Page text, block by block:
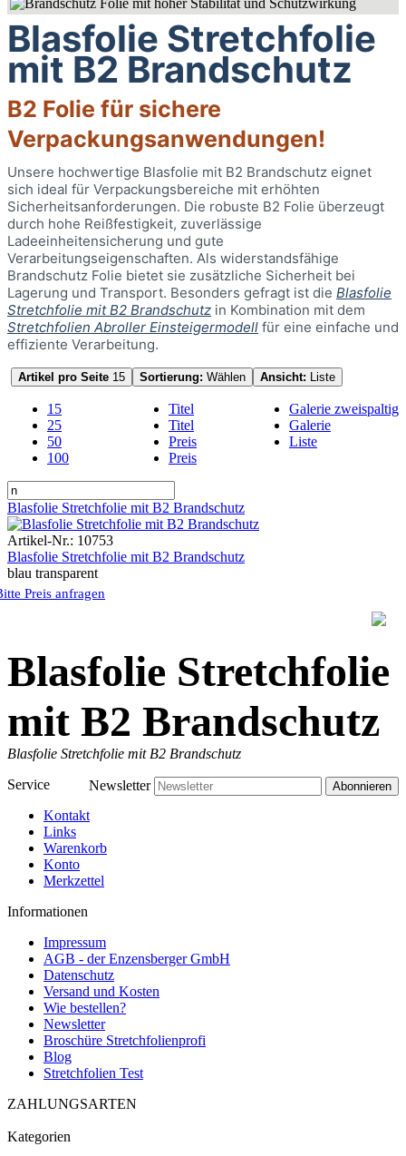
Blasfolie Stretchfolie
mit B2 Brandschutz
B2 Folie für sichere
Verpackungsanwendungen!
Unsere hochwertige Blasfolie mit B2 Brandschutz eignet
sich ideal für Verpackungsbereiche mit erhöhten
Sicherheitsanforderungen. Die robuste B2 Folie überzeugt
durch hohe Reißfestigkeit, zuverlässige
Ladeeinheitensicherung und gute
Verarbeitungseigenschaften. Als widerstandsfähige
Brandschutz Folie bietet sie zusätzliche Sicherheit bei
Lagerung und Transport. Besonders gefragt ist die Blasfolie
Stretchfolie mit B2 Brandschutz in Kombination mit dem
Stretchfolien Abroller Einsteigermodell für eine einfache und
effiziente Verarbeitung.
Ansicht: Liste
Galerie zweispaltig
Galerie
Liste
Sortierung: Wählen
Titel
Titel
Preis
Preis
Artikel pro Seite 15
15
25
50
100
Blasfolie Stretchfolie mit B2 Brandschutz
Artikel-Nr.: 10753
Blasfolie Stretchfolie mit B2 Brandschutz
blau transparent
Preis anfragen
Blasfolie Stretchfolie
mit B2 Brandschutz
Blasfolie Stretchfolie mit B2 Brandschutz
Newsletter Abonnieren
Service
Kontakt
Links
Warenkorb
Konto
Merkzettel
Informationen
Impressum
AGB - der Enzensberger GmbH
Datenschutz
Versand und Kosten
Wie bestellen?
Newsletter
Broschüre Stretchfolienprofi
Blog
Stretchfolien Test
ZAHLUNGSARTEN
Kategorien